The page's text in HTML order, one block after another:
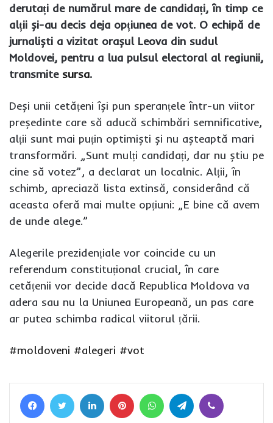
derutați de numărul mare de candidați, în timp ce
alții și-au decis deja opțiunea de vot. O echipă de
jurnaliști a vizitat orașul Leova din sudul
Moldovei, pentru a lua pulsul electoral al regiunii,
transmite sursa.
Deși unii cetățeni își pun speranțele într-un viitor
președinte care să aducă schimbări semnificative,
alții sunt mai puțin optimiști și nu așteaptă mari
transformări. „Sunt mulți candidați, dar nu știu pe
cine să votez”, a declarat un localnic. Alții, în
schimb, apreciază lista extinsă, considerând că
aceasta oferă mai multe opțiuni: „E bine că avem
de unde alege.”
Alegerile prezidențiale vor coincide cu un
referendum constituțional crucial, în care
cetățenii vor decide dacă Republica Moldova va
adera sau nu la Uniunea Europeană, un pas care
ar putea schimba radical viitorul țării.
#moldoveni #alegeri #vot
FacebookTwitter LinkedIn Pinterest WhatsAppTelegram